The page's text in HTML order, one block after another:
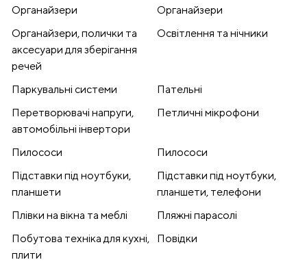
Органайзери
Органайзери
Органайзери, полички та
аксесуари для зберігання
речей
Освітлення та нічники
Паркувальні системи
Пательні
Перетворювачі напруги,
автомобільні інвертори
Петличні мікрофони
Пилососи
Пилососи
Підставки під ноутбуки,
планшети
Підставки під ноутбуки,
планшети, телефони
Плівки на вікна та меблі
Пляжні парасолі
Побутова техніка для кухні,
плити
Повідки